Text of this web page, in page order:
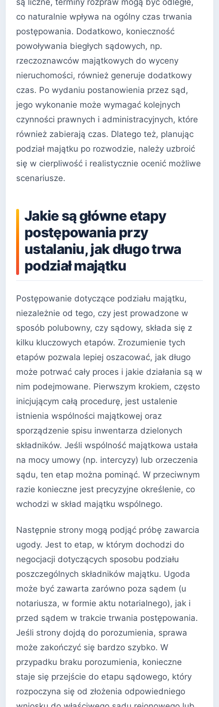
co naturalnie wpływa na ogólny czas trwania
postępowania. Dodatkowo, konieczność
powoływania biegłych sądowych, np.
rzeczoznawców majątkowych do wyceny
nieruchomości, również generuje dodatkowy
czas. Po wydaniu postanowienia przez sąd,
jego wykonanie może wymagać kolejnych
czynności prawnych i administracyjnych, które
również zabierają czas. Dlatego też, planując
podział majątku po rozwodzie, należy uzbroić
się w cierpliwość i realistycznie ocenić możliwe
scenariusze.
Jakie są główne etapy
postępowania przy
ustalaniu, jak długo trwa
podział majątku
Postępowanie dotyczące podziału majątku,
niezależnie od tego, czy jest prowadzone w
sposób polubowny, czy sądowy, składa się z
kilku kluczowych etapów. Zrozumienie tych
etapów pozwala lepiej oszacować, jak długo
może potrwać cały proces i jakie działania są w
nim podejmowane. Pierwszym krokiem, często
inicjującym całą procedurę, jest ustalenie
istnienia wspólności majątkowej oraz
sporządzenie spisu inwentarza dzielonych
składników. Jeśli wspólność majątkowa ustała
na mocy umowy (np. intercyzy) lub orzeczenia
sądu, ten etap można pominąć. W przeciwnym
razie konieczne jest precyzyjne określenie, co
wchodzi w skład majątku wspólnego.
Następnie strony mogą podjąć próbę zawarcia
ugody. Jest to etap, w którym dochodzi do
negocjacji dotyczących sposobu podziału
poszczególnych składników majątku. Ugoda
może być zawarta zarówno poza sądem (u
notariusza, w formie aktu notarialnego), jak i
przed sądem w trakcie trwania postępowania.
Jeśli strony dojdą do porozumienia, sprawa
może zakończyć się bardzo szybko. W
przypadku braku porozumienia, konieczne
staje się przejście do etapu sądowego, który
rozpoczyna się od złożenia odpowiedniego